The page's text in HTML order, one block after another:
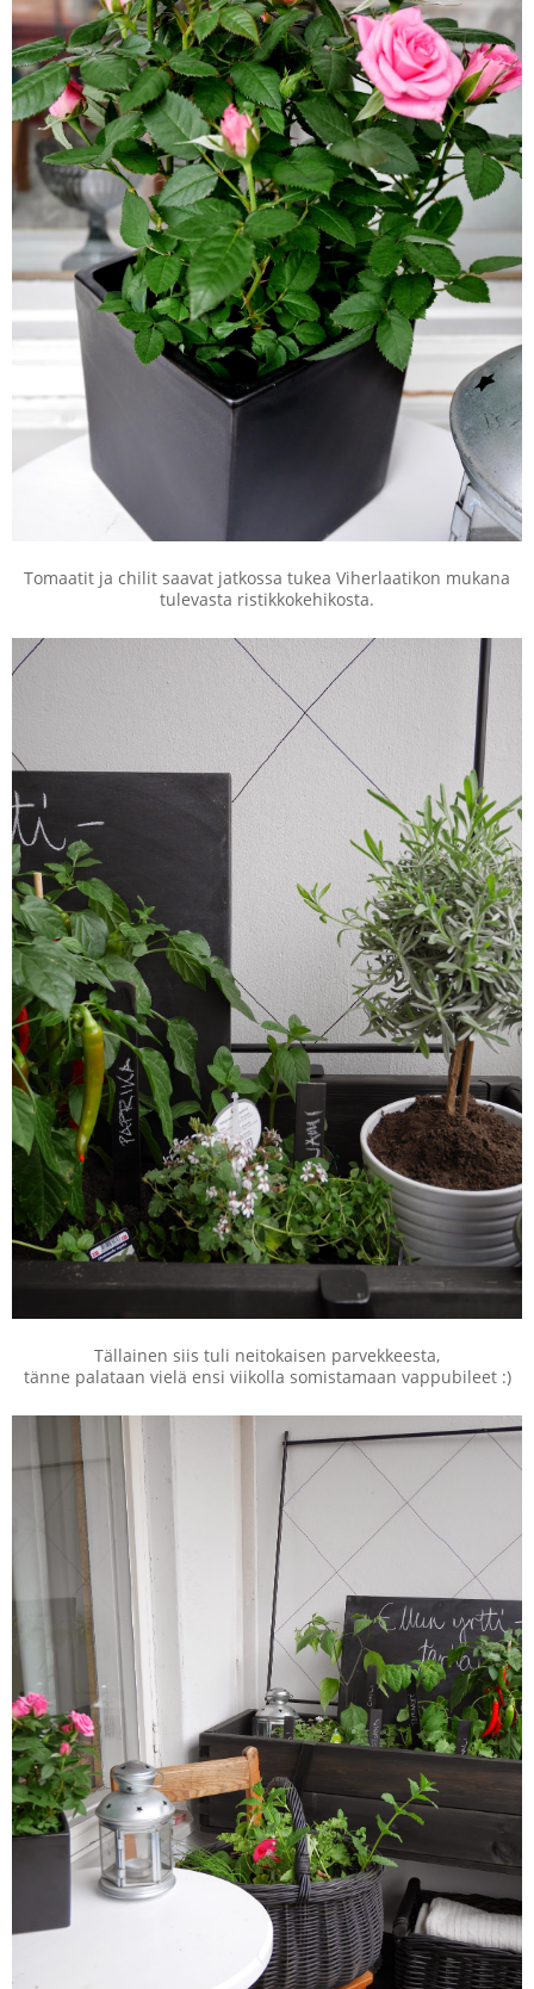
Tomaatit ja chilit saavat jatkossa tukea Viherlaatikon mukana
tulevasta ristikkokehikosta.
Tällainen siis tuli neitokaisen parvekkeesta,
tänne palataan vielä ensi viikolla somistamaan vappubileet :)